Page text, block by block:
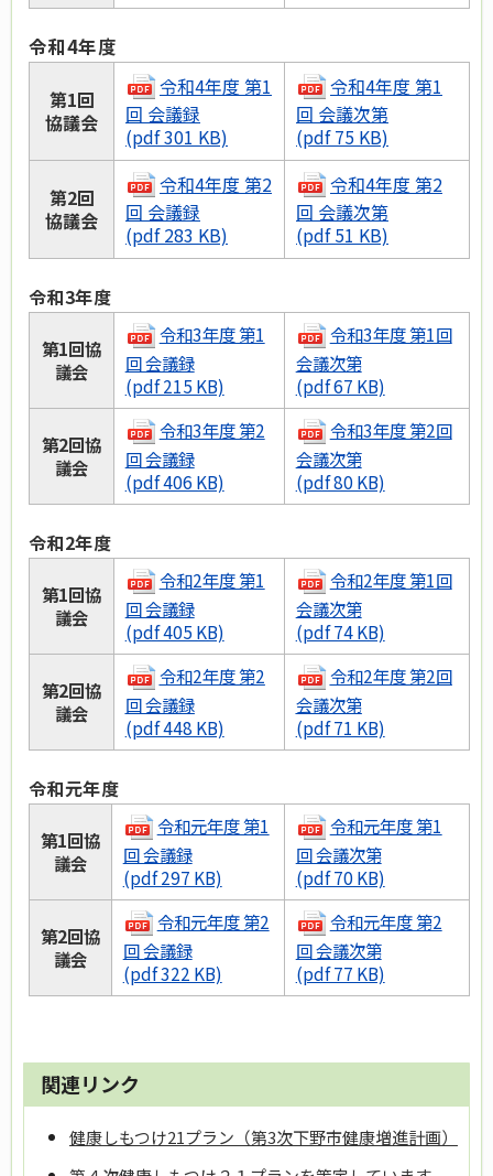
令和4年度
第1回
協議会
令和4年度 第1
回 会議録
(pdf 301 KB)
令和4年度 第1
回 会議次第
(pdf 75 KB)
第2回
協議会
令和4年度 第2
回 会議録
(pdf 283 KB)
令和4年度 第2
回 会議次第
(pdf 51 KB)
令和3年度
第1回協
議会
令和3年度 第1
回 会議録
(pdf 215 KB)
令和3年度 第1回
会議次第
(pdf 67 KB)
第2回協
議会
令和3年度 第2
回 会議録
(pdf 406 KB)
令和3年度 第2回
会議次第
(pdf 80 KB)
令和2年度
第1回協
議会
令和2年度 第1
回 会議録
(pdf 405 KB)
令和2年度 第1回
会議次第
(pdf 74 KB)
第2回協
議会
令和2年度 第2
回 会議録
(pdf 448 KB)
令和2年度 第2回
会議次第
(pdf 71 KB)
令和元年度
第1回協
議会
令和元年度 第1
回 会議録
(pdf 297 KB)
令和元年度 第1
回 会議次第
(pdf 70 KB)
第2回協
議会
令和元年度 第2
回 会議録
(pdf 322 KB)
令和元年度 第2
回 会議次第
(pdf 77 KB)
関連リンク
健康しもつけ21プラン（第3次下野市健康増進計画）